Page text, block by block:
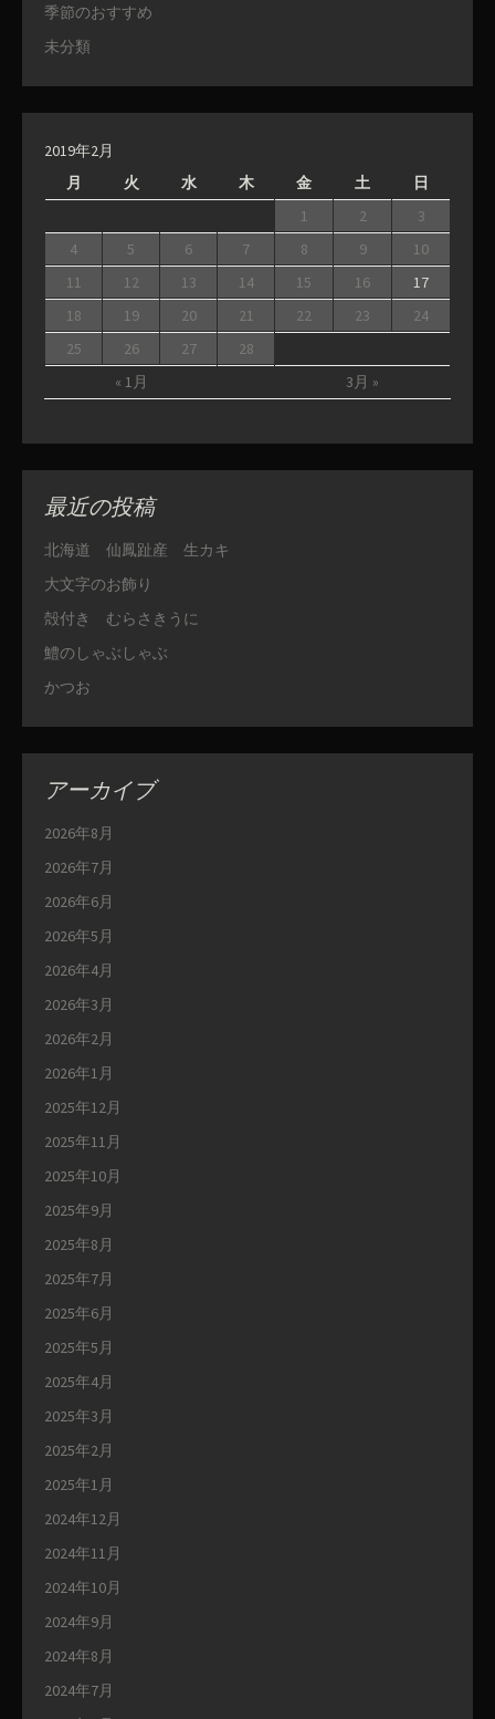
季節のおすすめ
未分類
2019年2月
月
火 水 木 金 土 日
« 1月 3月 »
1 2
3
4
5 6 7 8 9
10
11
12 13 14 15 16
17
18
19 20 21 22 23
24
25
26 27 28
最近の投稿
北海道 仙鳳趾産 生カキ
大文字のお飾り
殻付き むらさきうに
鱧のしゃぶしゃぶ
かつお
アーカイブ
2026年8月
2026年7月
2026年6月
2026年5月
2026年4月
2026年3月
2026年2月
2026年1月
2025年12月
2025年11月
2025年10月
2025年9月
2025年8月
2025年7月
2025年6月
2025年5月
2025年4月
2025年3月
2025年2月
2025年1月
2024年12月
2024年11月
2024年10月
2024年9月
2024年8月
2024年7月